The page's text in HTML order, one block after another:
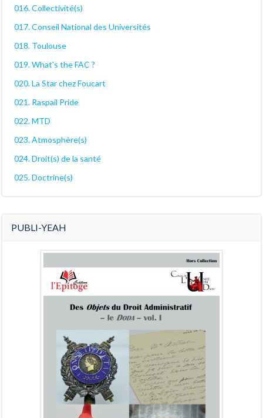
016. Collectivité(s)
017. Conseil National des Universités
018. Toulouse
019. What's the FAC ?
020. La Star chez Foucart
021. Raspail Pride
022. MTD
023. Atmosphère(s)
024. Droit(s) de la santé
025. Doctrine(s)
PUBLI-YEAH